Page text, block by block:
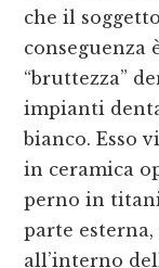
che il
conseguenza
“bruttezza”
impianti
bianco. Esso
in ceramica
perno in
parte
all’interno